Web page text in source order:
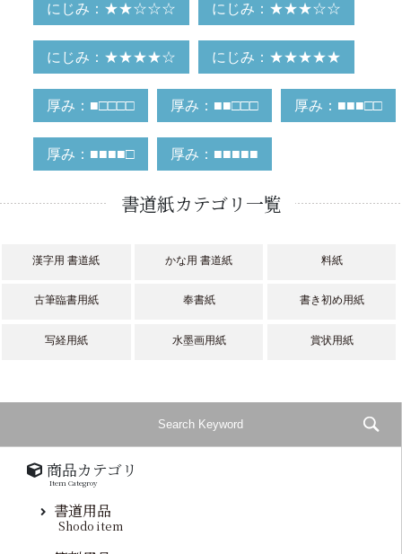
にじみ：★★☆☆☆ にじみ：★★★☆☆
にじみ：★★★★☆ にじみ：★★★★★
厚み：■□□□□ 厚み：■■□□□ 厚み：■■■□□
厚み：■■■■□ 厚み：■■■■■
書道紙カテゴリ一覧
漢字用 書道紙 かな用 書道紙 料紙
古筆臨書用紙 奉書紙 書き初め用紙
写経用紙 水墨画用紙 賞状用紙
商品カテゴリ
Item Categroy
書道用品
Shodo item